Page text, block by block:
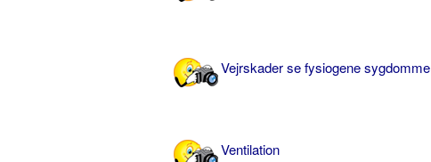
Vejrskader se fysiogene sygdomme
Ventilation